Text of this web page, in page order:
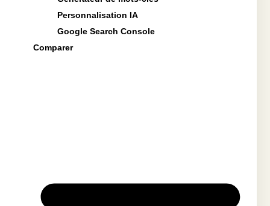
Personnalisation IA
Google Search Console
Comparer